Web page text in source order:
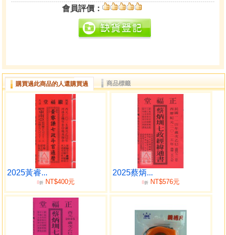
會員評價：
購買過此商品的人還購買過 商品標籤
2025黃睿...
8折NT$400元
2025蔡炳...
8折 NT$576元